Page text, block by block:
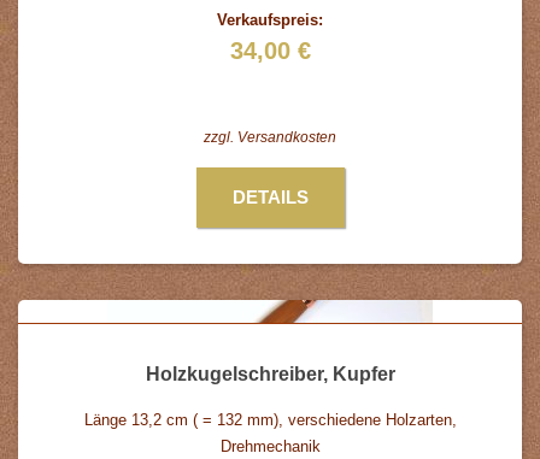
Verkaufspreis:
34,00 €
zzgl. Versandkosten
DETAILS
Holzkugelschreiber, Kupfer
Länge 13,2 cm ( = 132 mm), verschiedene Holzarten,
Drehmechanik